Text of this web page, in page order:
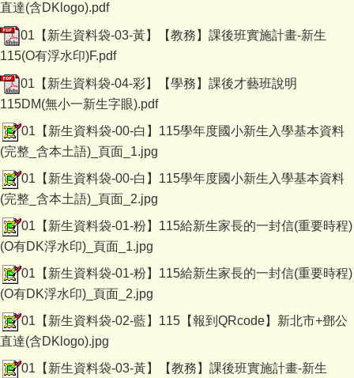
直達(含DKlogo).pdf
01【新生資料袋-03-黃】【教務】課後班實施計畫-新生
115(O有浮水印)F.pdf
01【新生資料袋-04-彩】【學務】課後才藝班說明
115DM(無小一新生字眼).pdf
01【新生資料袋-00-白】115學年度國小新生入學基本資料
(完整_含本土語)_頁面_1.jpg
01【新生資料袋-00-白】115學年度國小新生入學基本資料
(完整_含本土語)_頁面_2.jpg
01【新生資料袋-01-粉】115給新生家長的一封信(重要時程)
(O有DK浮水印)_頁面_1.jpg
01【新生資料袋-01-粉】115給新生家長的一封信(重要時程)
(O有DK浮水印)_頁面_2.jpg
01【新生資料袋-02-藍】115【報到QRcode】新北市+鄧公
直達(含DKlogo).jpg
01【新生資料袋-03-黃】【教務】課後班實施計畫-新生